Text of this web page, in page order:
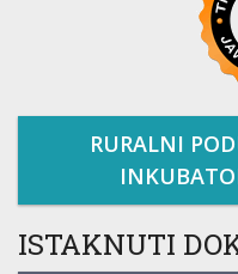
RURALNI
ISTAKNUTI